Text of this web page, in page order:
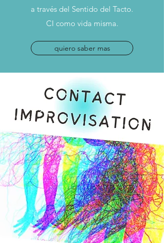
a través del Sentido del Tacto.
CI como vida misma.
quiero saber mas